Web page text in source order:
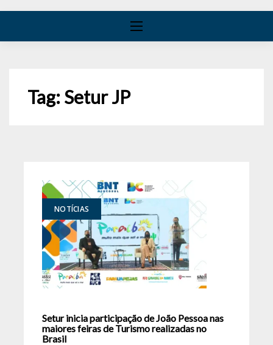
Tag:Setur JP
NOTÍCIAS
Setur inicia participação de João Pessoa nas
maiores feiras de Turismo realizadas no
Brasil